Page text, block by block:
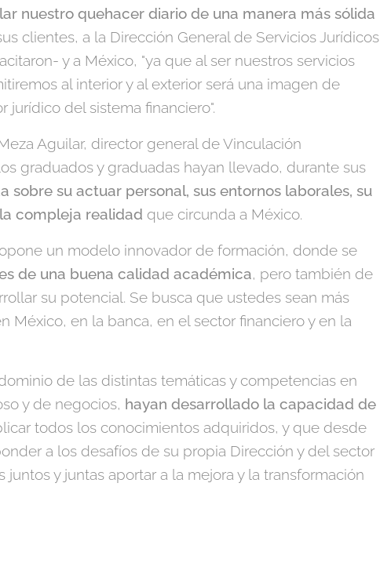
nuestro quehacer diario de una manera más sólida
clientes, a la Dirección General de Servicios Jurídicos
y a México, "ya que al ser nuestros servicios
al interior y al exterior será una imagen de
jurídico del sistema financiero".
Aguilar, director general de Vinculación
graduados y graduadas hayan llevado, durante sus
sobre su actuar personal, sus entornos laborales, su
compleja realidad que circunda a México.
un modelo innovador de formación, donde se
de una buena calidad académica, pero también de
su potencial. Se busca que ustedes sean más
México, en la banca, en el sector financiero y en la
de las distintas temáticas y competencias en
y de negocios, hayan desarrollado la capacidad de
todos los conocimientos adquiridos, y que desde
a los desafíos de su propia Dirección y del sector
y juntas aportar a la mejora y la transformación